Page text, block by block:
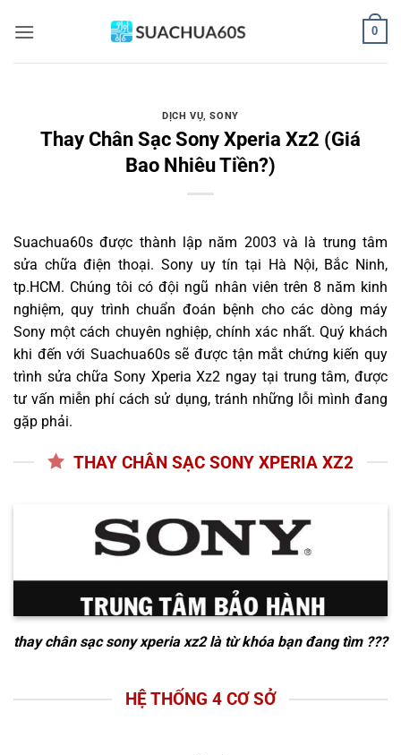
qua
0
DỊCH VỤ,SONY
Thay Chân Sạc Sony Xperia Xz2 (Giá
Bao Nhiêu Tiền?)
Suachua60s được thành lập năm 2003 và là trung tâm
sửa chữa điện thoại. Sony uy tín tại Hà Nội, Bắc Ninh,
tp.HCM. Chúng tôi có đội ngũ nhân viên trên 8 năm kinh
nghiệm, quy trình chuẩn đoán bệnh cho các dòng máy
Sony một cách chuyên nghiệp, chính xác nhất. Quý khách
khi đến với Suachua60s sẽ được tận mắt chứng kiến quy
trình sửa chữa Sony Xperia Xz2 ngay tại trung tâm, được
tư vấn miễn phí cách sử dụng, tránh những lỗi mình đang
gặp phải.
THAY CHÂN SẠC SONY XPERIA XZ2
thay chân sạc sony xperia xz2là từ khóa bạn đang tìm ???
HỆ THỐNG 4 CƠ SỞ